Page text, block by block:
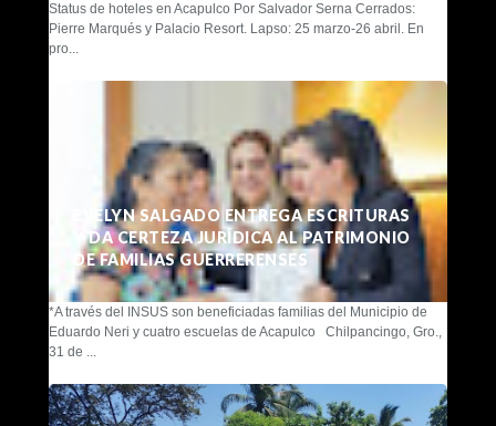
Status de hoteles en Acapulco Por Salvador Serna Cerrados:
Pierre Marqués y Palacio Resort. Lapso: 25 marzo-26 abril. En
pro...
EVELYN SALGADO ENTREGA ESCRITURAS
Y DA CERTEZA JURÍDICA AL PATRIMONIO
DE FAMILIAS GUERRERENSES
*A través del INSUS son beneficiadas familias del Municipio de
Eduardo Neri y cuatro escuelas de Acapulco Chilpancingo, Gro.,
31 de ...